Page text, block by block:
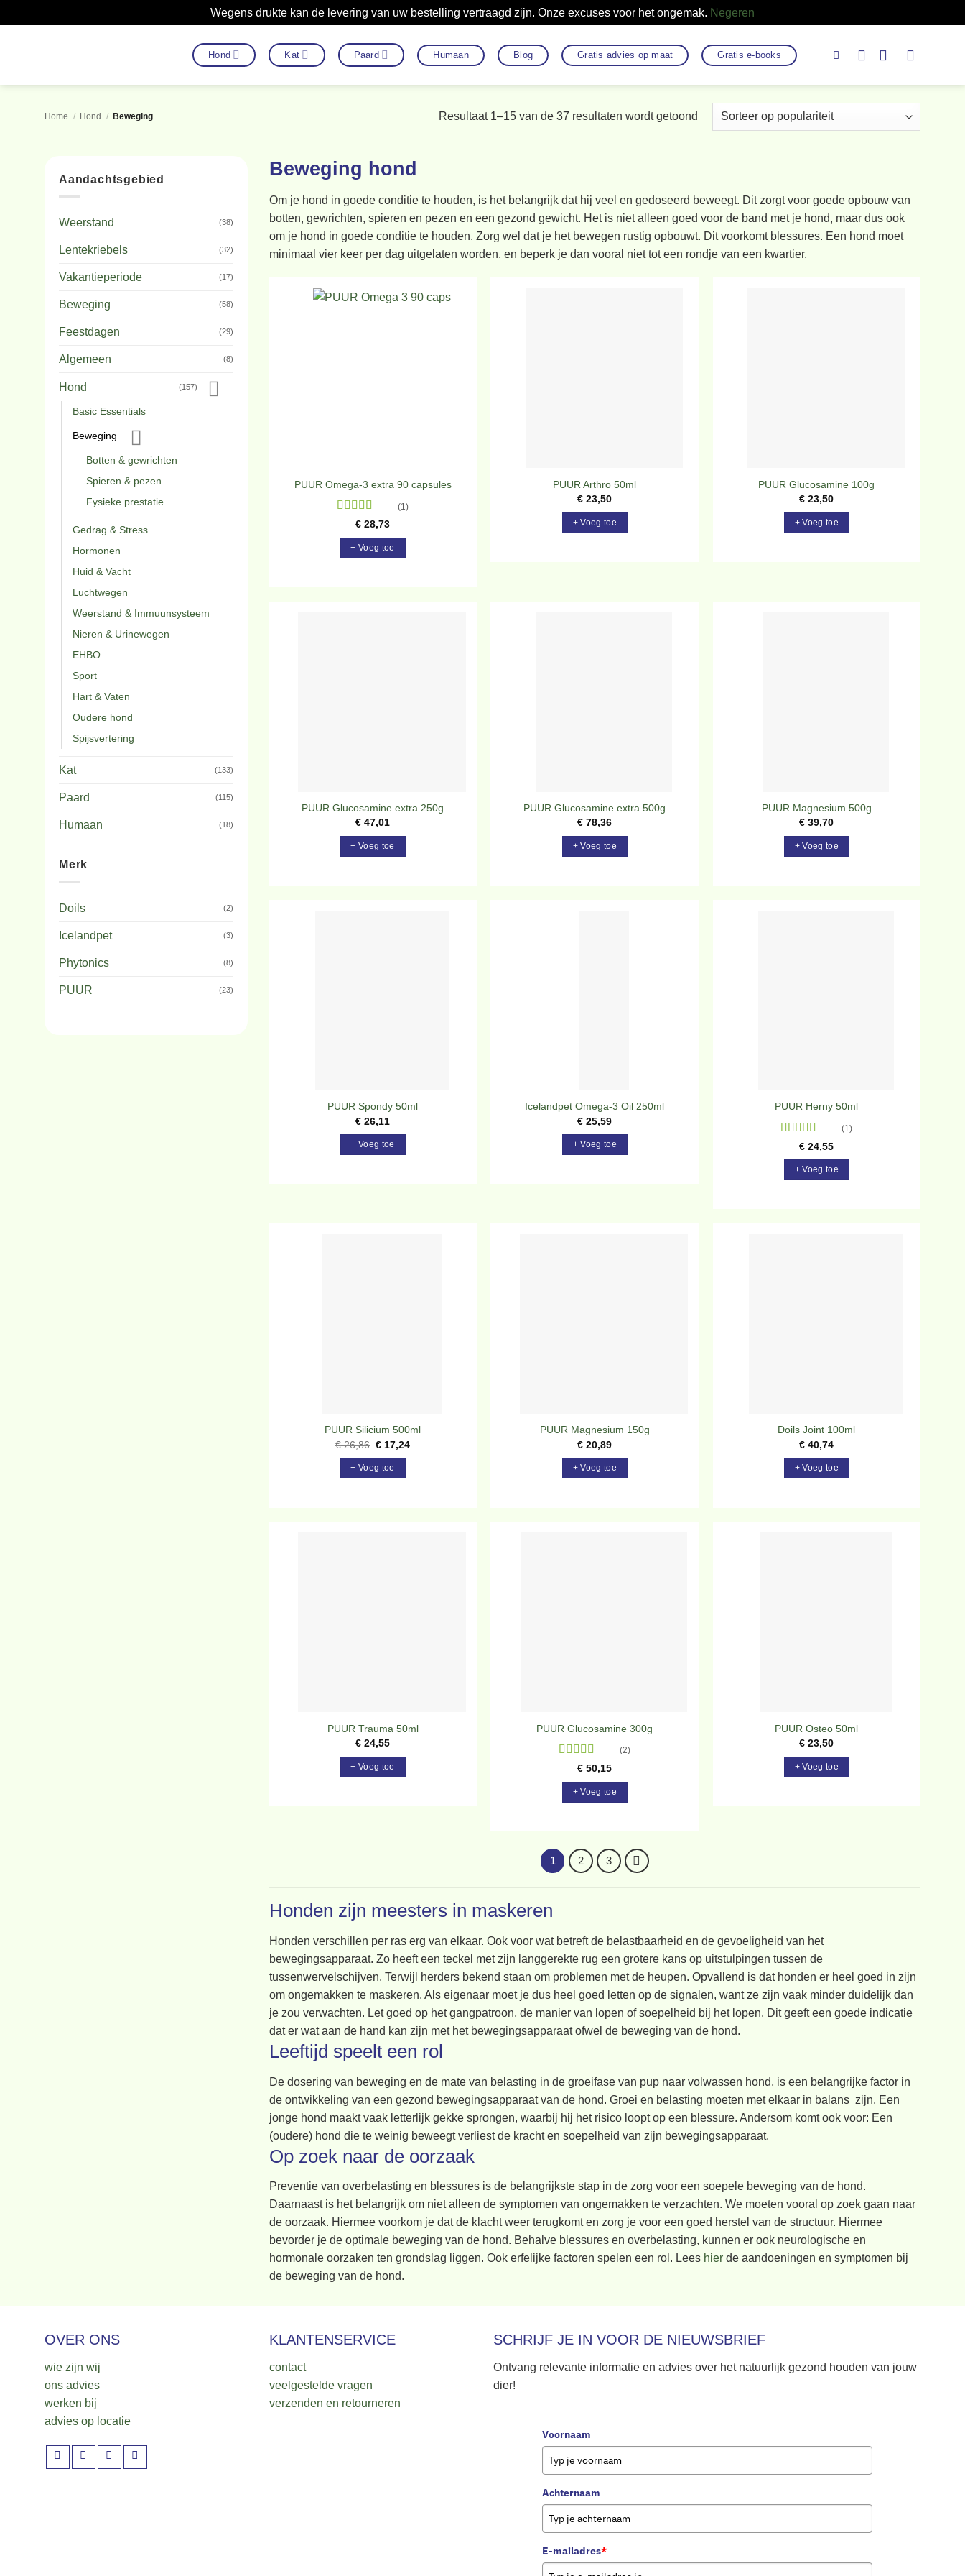
Wegens drukte kan de levering van uw bestelling vertraagd zijn. Onze excuses voor het ongemak. Negeren
Hond Kat Paard Humaan Blog Gratis advies op maat Gratis e-books
Home / Hond / Beweging Resultaat 1–15 van de 37 resultaten wordt getoondGesorteerd
Aandachtsgebied
Weerstand (38)
Lentekriebels (32)
Vakantieperiode (17)
Beweging (58)
Feestdagen (29)
Algemeen (8)
Hond (157)
Basic Essentials
Beweging
Botten & gewrichten
Spieren & pezen
Fysieke prestatie
Gedrag & Stress
Hormonen
Huid & Vacht
Luchtwegen
Weerstand & Immuunsysteem
Nieren & Urinewegen
EHBO
Sport
Hart & Vaten
Oudere hond
Spijsvertering
Kat (133)
Paard (115)
Humaan (18)
Merk
Doils (2)
Icelandpet (3)
Phytonics (8)
PUUR (23)
Beweging hond
Om je hond in goede conditie te houden, is het belangrijk dat hij veel en gedoseerd beweegt. Dit zorgt voor goede opbouw van
botten, gewrichten, spieren en pezen en een gezond gewicht. Het is niet alleen goed voor de band met je hond, maar dus ook
om je hond in goede conditie te houden. Zorg wel dat je het bewegen rustig opbouwt. Dit voorkomt blessures. Een hond moet
minimaal vier keer per dag uitgelaten worden, en beperk je dan vooral niet tot een rondje van een kwartier.
PUUR Omega-3 extra 90 capsules
Gewaardeerd
(1)
€ 28,73
+ Voeg toe
PUUR Arthro 50ml
€ 23,50
+ Voeg toe
PUUR Glucosamine 100g
€ 23,50
+ Voeg toe
PUUR Glucosamine extra 250g
€ 47,01
+ Voeg toe
PUUR Glucosamine extra 500g
€ 78,36
+ Voeg toe
PUUR Magnesium 500g
€ 39,70
+ Voeg toe
PUUR Spondy 50ml
€ 26,11
+ Voeg toe
Icelandpet Omega-3 Oil 250ml
€ 25,59
+ Voeg toe
PUUR Herny 50ml
Gewaardeerd
(1)
€ 24,55
+ Voeg toe
PUUR Silicium 500ml
€26,86 Oorspronkelijke
was:
€ 26,86.
€ 17,24Huidige
+ Voeg toe
PUUR Magnesium 150g
€ 20,89
+ Voeg toe
Doils Joint 100ml
€ 40,74
+ Voeg toe
PUUR Trauma 50ml
€ 24,55
+ Voeg toe
PUUR Glucosamine 300g
Gewaardeerd
(2)
€ 50,15
+ Voeg toe
PUUR Osteo 50ml
€ 23,50
+ Voeg toe
1 2 3
Honden zijn meesters in maskeren
Honden verschillen per ras erg van elkaar. Ook voor wat betreft de belastbaarheid en de gevoeligheid van het
bewegingsapparaat. Zo heeft een teckel met zijn langgerekte rug een grotere kans op uitstulpingen tussen de
tussenwervelschijven. Terwijl herders bekend staan om problemen met de heupen. Opvallend is dat honden er heel goed in zijn
om ongemakken te maskeren. Als eigenaar moet je dus heel goed letten op de signalen, want ze zijn vaak minder duidelijk dan
je zou verwachten. Let goed op het gangpatroon, de manier van lopen of soepelheid bij het lopen. Dit geeft een goede indicatie
dat er wat aan de hand kan zijn met het bewegingsapparaat ofwel de beweging van de hond.
Leeftijd speelt een rol
De dosering van beweging en de mate van belasting in de groeifase van pup naar volwassen hond, is een belangrijke factor in
de ontwikkeling van een gezond bewegingsapparaat van de hond. Groei en belasting moeten met elkaar in balans zijn. Een
jonge hond maakt vaak letterlijk gekke sprongen, waarbij hij het risico loopt op een blessure. Andersom komt ook voor: Een
(oudere) hond die te weinig beweegt verliest de kracht en soepelheid van zijn bewegingsapparaat.
Op zoek naar de oorzaak
Preventie van overbelasting en blessures is de belangrijkste stap in de zorg voor een soepele beweging van de hond.
Daarnaast is het belangrijk om niet alleen de symptomen van ongemakken te verzachten. We moeten vooral op zoek gaan naar
de oorzaak. Hiermee voorkom je dat de klacht weer terugkomt en zorg je voor een goed herstel van de structuur. Hiermee
bevorder je de optimale beweging van de hond. Behalve blessures en overbelasting, kunnen er ook neurologische en
hormonale oorzaken ten grondslag liggen. Ook erfelijke factoren spelen een rol. Lees hierde aandoeningen en symptomen bij
de beweging van de hond.
OVER ONS
wie zijn wij
ons advies
werken bij
advies op locatie
KLANTENSERVICE
contact
veelgestelde vragen
verzenden en retourneren
SCHRIJF JE IN VOOR DE NIEUWSBRIEF
Ontvang relevante informatie en advies over het natuurlijk gezond houden van jouw
dier!
Voornaam
Achternaam
E-mailadres*